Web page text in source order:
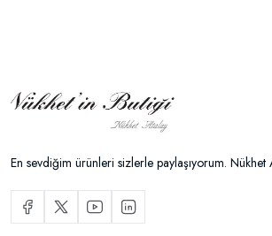
En sevdiğim ürünleri sizlerle paylaşıyorum. Nükhet